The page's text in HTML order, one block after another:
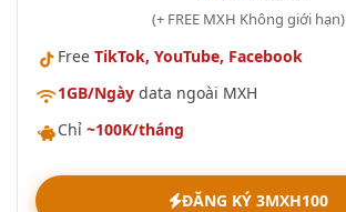
(+ FREE MXH Không giới hạn)
Free TikTok, YouTube, Facebook
1GB/Ngày data ngoài MXH
Chỉ ~100K/tháng
ĐĂNG KÝ 3MXH100